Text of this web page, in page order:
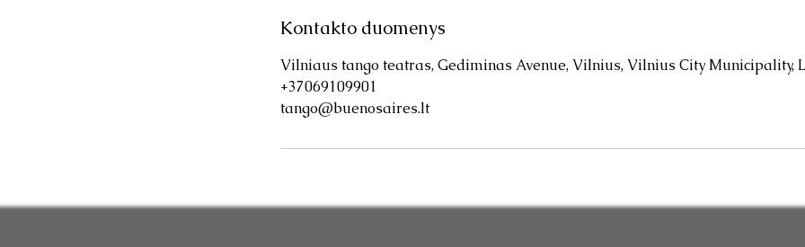
Kontakto duomenys
Vilniaus tango teatras, Gediminas Avenue, Vilnius, Vilnius City Municipality,
+37069109901
tango@buenosaires.lt